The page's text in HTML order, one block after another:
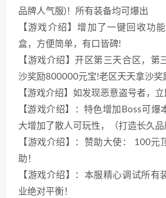
品牌人气服)！所有装备均可爆出
【游戏介绍】增加了一键回收功
盒，方便简单，有口皆碑!
【游戏介绍】开区第三天合区，第
沙奖励800000元宝!老区天天拿沙
【游戏介绍】如发现恶意盗号者，
【游戏介绍】：特色增加Boss可爆
大增加了散人可玩性，（打造长久品
【游戏介绍】：赞助大使： 100元
助！
【游戏介绍】：本服精心调试所有
业绝对平衡！